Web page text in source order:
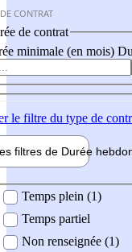
CONTRAT
de contrat
minimale (en mois)
le filtre du type de
filtres de Durée hebdo
Temps plein (1)
Temps partiel
Non renseignée (1)